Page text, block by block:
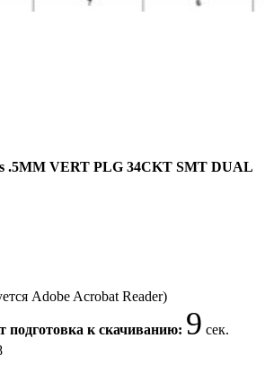
.5MM VERT PLG 34CKT SMT DUAL
Adobe Acrobat Reader)
подготовка к скачиванию: 9 сек.